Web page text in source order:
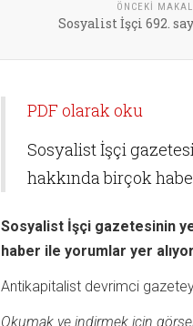
ÖNCEKI
Sosyalist İşçi 692.
PDF olarak oku
Sosyalist İşçi
hakkında birçok
Sosyalist İşçi gazetesinin
haber ile yorumlar yer
Antikapitalist devrimci
Okumak ve indirmek için